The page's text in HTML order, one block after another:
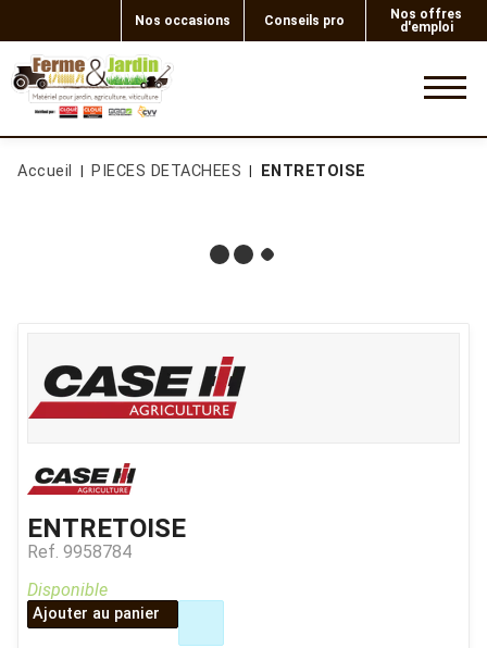
Nos occasions Conseils pro
Nos offres
d'emploi
Accueil PIECES DETACHEES ENTRETOISE
ENTRETOISE
Ref. 9958784
Disponible
Ajouter au panier